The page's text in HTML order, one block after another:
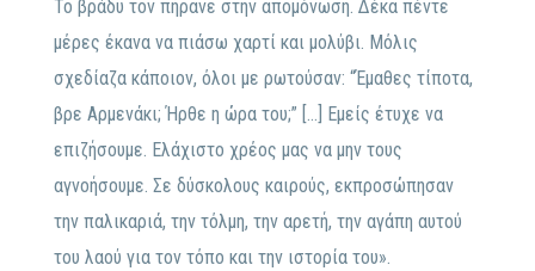
Το βράδυ τον πήρανε στην απομόνωση. Δέκα πέντε
μέρες έκανα να πιάσω χαρτί και μολύβι. Μόλις
σχεδίαζα κάποιον, όλοι με ρωτούσαν: “Έμαθες τίποτα,
βρε Αρμενάκι; Ήρθε η ώρα του;” […] Εμείς έτυχε να
επιζήσουμε. Ελάχιστο χρέος μας να μην τους
αγνοήσουμε. Σε δύσκολους καιρούς, εκπροσώπησαν
την παλικαριά, την τόλμη, την αρετή, την αγάπη αυτού
του λαού για τον τόπο και την ιστορία του».